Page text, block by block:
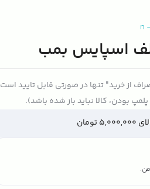
n
اسپایس بمب
از خرید" تنها در صورتی قابل تایید است
بودن، کالا نباید باز شده باشد).